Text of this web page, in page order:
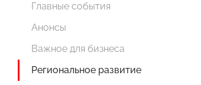
Главные события
Анонсы
Важное для бизнеса
Региональное развитие